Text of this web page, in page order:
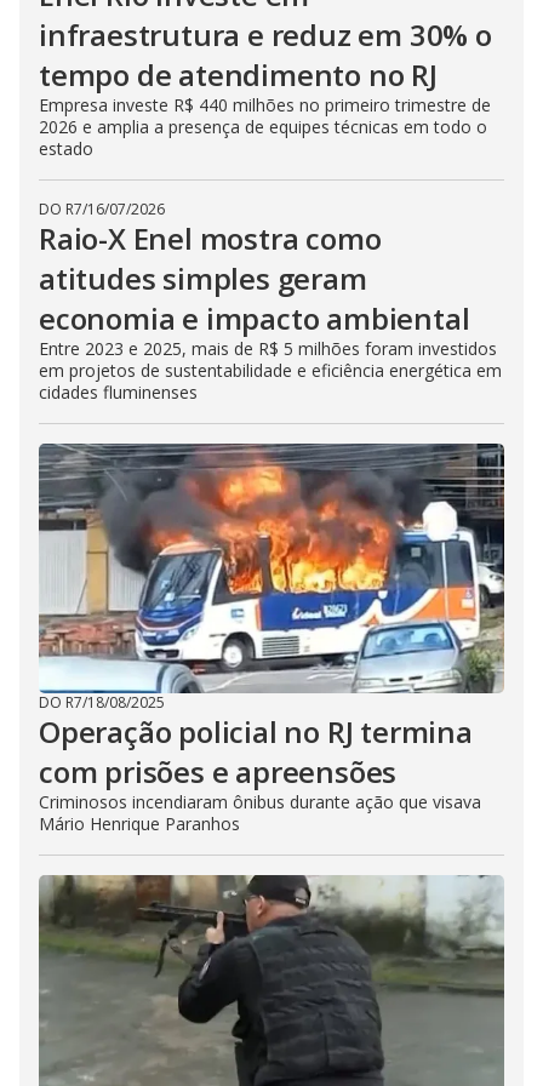
infraestrutura e reduz em 30% o
tempo de atendimento no RJ
Empresa investe R$ 440 milhões no primeiro trimestre de
2026 e amplia a presença de equipes técnicas em todo o
estado
DO R7/16/07/2026
Raio-X Enel mostra como
atitudes simples geram
economia e impacto ambiental
Entre 2023 e 2025, mais de R$ 5 milhões foram investidos
em projetos de sustentabilidade e eficiência energética em
cidades fluminenses
DO R7/18/08/2025
Operação policial no RJ termina
com prisões e apreensões
Criminosos incendiaram ônibus durante ação que visava
Mário Henrique Paranhos